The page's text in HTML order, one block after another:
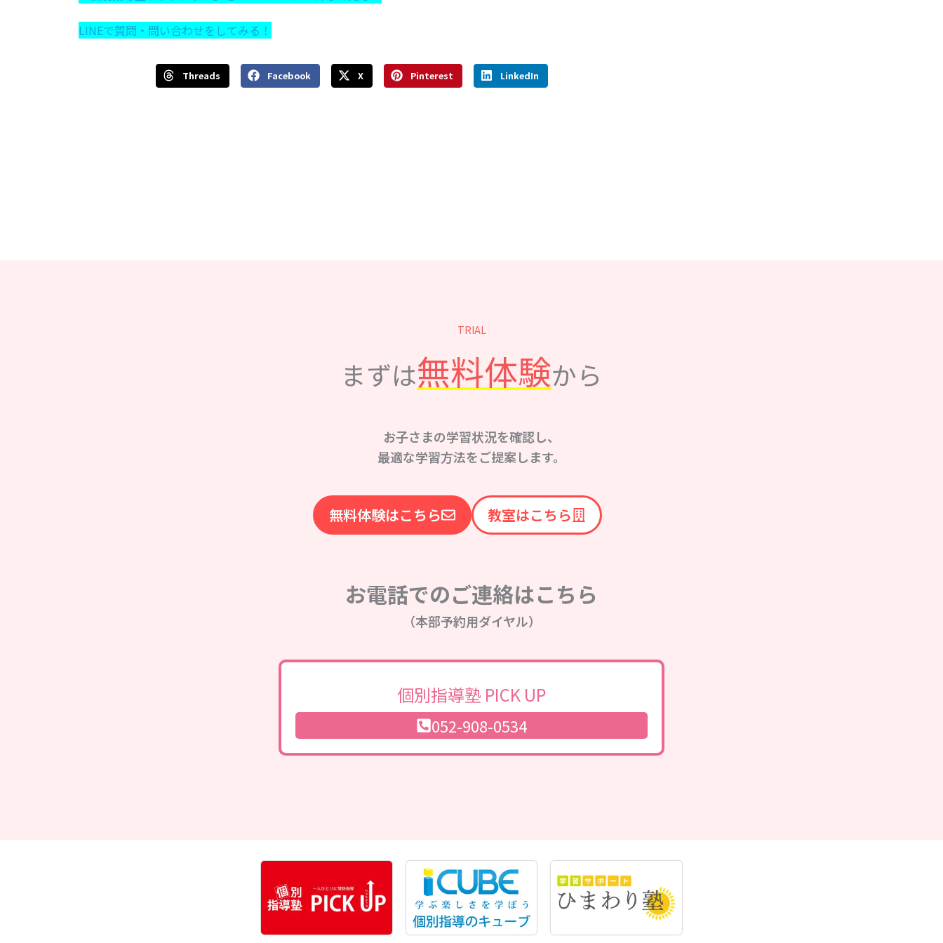
LINEで質問・問い合わせをしてみる！
Threads Facebook X Pinterest LinkedIn
TRIAL
まずは無料体験から
お子さまの学習状況を確認し、
最適な学習方法をご提案します。
無料体験はこちら 教室はこちら
お電話でのご連絡はこちら
（本部予約用ダイヤル）
個別指導塾 PICK UP
052-908-0534